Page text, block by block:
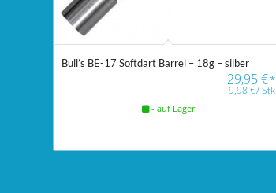
Bull’s BE-17 Softdart Barrel – 18g – silber
29,95€*
9,98€/Stk
- auf Lager